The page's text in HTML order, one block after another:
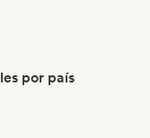
por país